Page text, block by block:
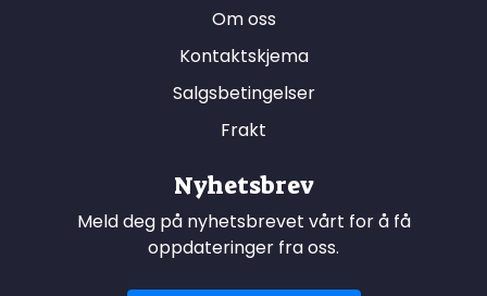
Om oss
Kontaktskjema
Salgsbetingelser
Frakt
Nyhetsbrev
Meld deg på nyhetsbrevet vårt for å få
oppdateringer fra oss.